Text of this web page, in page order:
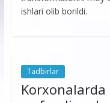
ishlari olib borildi.
Tadbirlar